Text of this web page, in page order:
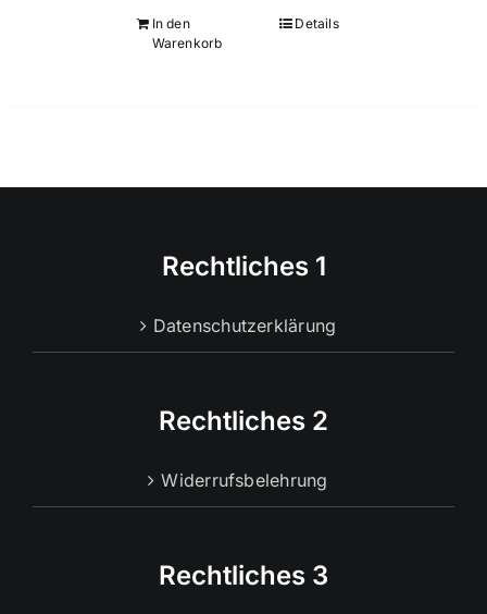
In den
Warenkorb
Details
Rechtliches 1
Datenschutzerklärung
Rechtliches 2
Widerrufsbelehrung
Rechtliches 3